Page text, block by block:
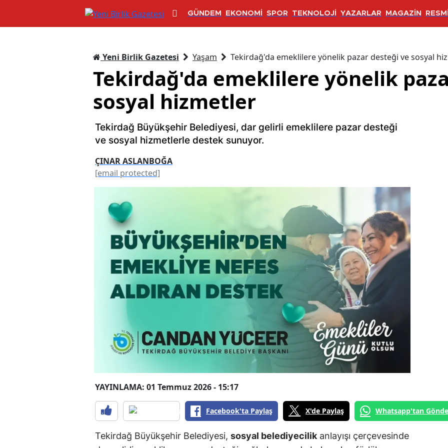
GÜNDEM EKONOMİ SPOR TEKNOLOJİ YAZARLAR MAGAZİN
Yeni Birlik Gazetesi Yaşam Tekirdağ'da emeklilere yönelik pazar desteği ve sosyal
Tekirdağ'da emeklilere yönelik
sosyal hizmetler
Tekirdağ Büyükşehir Belediyesi, dar gelirli emeklilere pazar desteği
ve sosyal hizmetlerle destek sunuyor.
ÇINAR ASLANBOĞA
[email protected]
YAYINLAMA: 01 Temmuz 2026 - 15:17
Facebook'ta Paylaş X'de Paylaş Whatsapp'tan
Tekirdağ Büyükşehir Belediyesi, sosyal belediyecilikanlayışı çerçevesinde